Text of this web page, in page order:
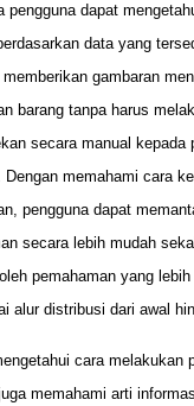
pengguna dapat
data yang
gambaran
barang tanpa harus
secara manual kepada
Dengan memahami cara
pengguna dapat
secara lebih mudah
pemahaman yang
alur distribusi dari awal
cara melakukan
memahami arti